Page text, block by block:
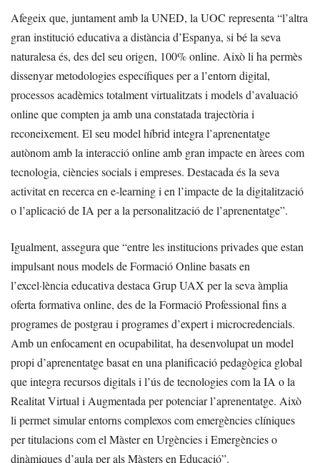
Afegeix que, juntament amb la UNED, la UOC representa “l’altra
gran institució educativa a distància d’Espanya, si bé la seva
naturalesa és, des del seu origen, 100% online. Això li ha permès
dissenyar metodologies específiques per a l’entorn digital,
processos acadèmics totalment virtualitzats i models d’avaluació
online que compten ja amb una constatada trajectòria i
reconeixement. El seu model híbrid integra l’aprenentatge
autònom amb la interacció online amb gran impacte en àrees com
tecnologia, ciències socials i empreses. Destacada és la seva
activitat en recerca en e-learning i en l’impacte de la digitalització
o l’aplicació de IA per a la personalització de l’aprenentatge”.
Igualment, assegura que “entre les institucions privades que estan
impulsant nous models de Formació Online basats en
l’excel·lència educativa destaca Grup UAX per la seva àmplia
oferta formativa online, des de la Formació Professional fins a
programes de postgrau i programes d’expert i microcredencials.
Amb un enfocament en ocupabilitat, ha desenvolupat un model
propi d’aprenentatge basat en una planificació pedagògica global
que integra recursos digitals i l’ús de tecnologies com la IA o la
Realitat Virtual i Augmentada per potenciar l’aprenentatge. Això
li permet simular entorns complexos com emergències clíniques
per titulacions com el Màster en Urgències i Emergències o
dinàmiques d’aula per als Màsters en Educació”.